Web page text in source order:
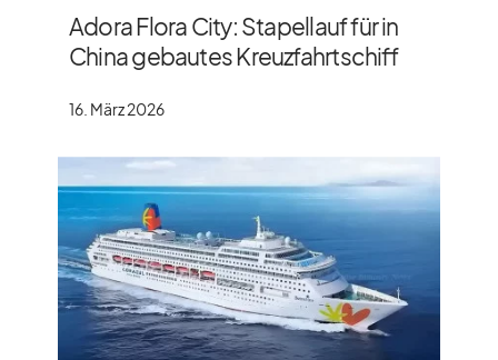
Adora Flora City: Stapellauf für in
China gebautes Kreuzfahrtschiff
16. März 2026